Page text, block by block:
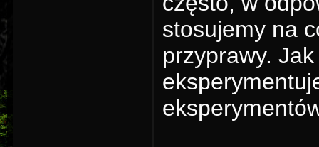
stosujemy na
przyprawy.